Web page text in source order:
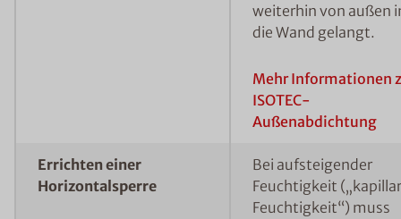
weiterhin von außen
die Wand gelangt.
Mehr Informationen
ISOTEC-
Außenabdichtung
Errichten einer
Horizontalsperre
Bei aufsteigender
Feuchtigkeit
Feuchtigkeit“) muss